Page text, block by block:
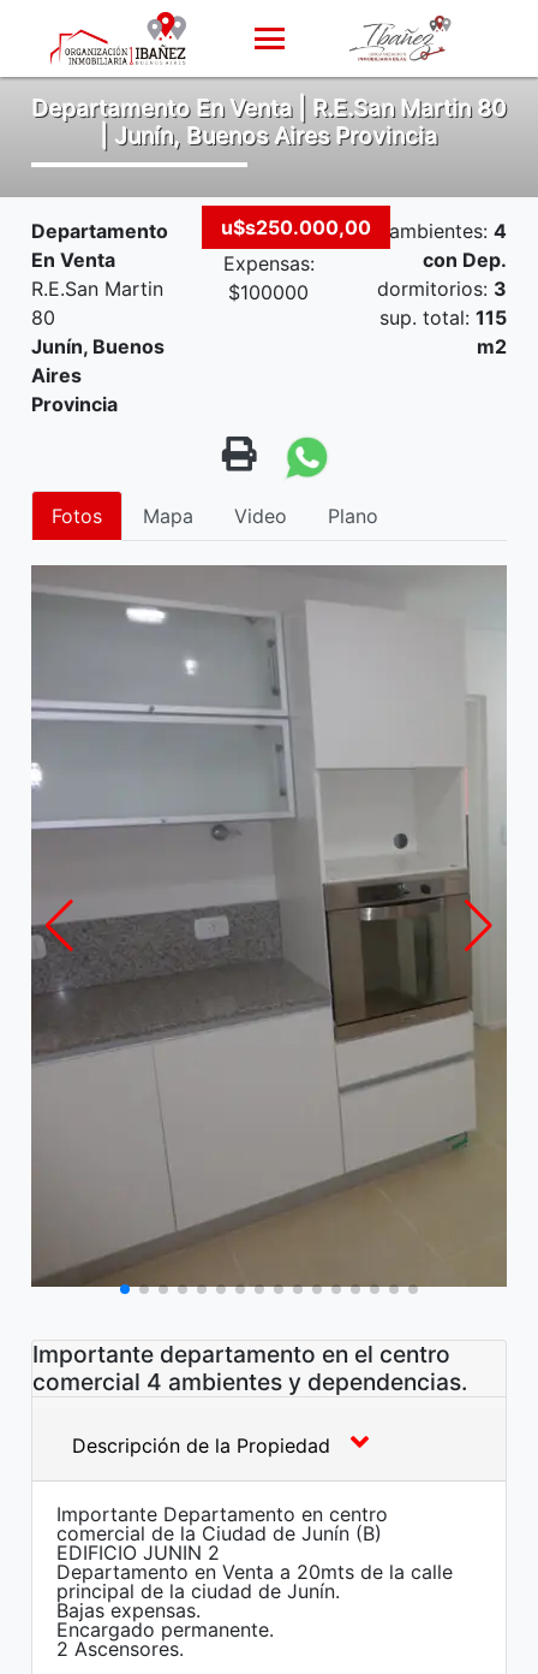
Departamento En Venta | R.E.San Martin 80
| Junín, Buenos Aires Provincia
Departamento
En Venta
R.E.San Martin
80
Junín, Buenos
Aires
Provincia
u$s250.000,00
Expensas:
$100000
ambientes: 4
con Dep.
dormitorios: 3
sup. total: 115
m2
Fotos Mapa Video Plano
Importante departamento en el centro
comercial 4 ambientes y dependencias.
Descripción de la Propiedad
Importante Departamento en centro
comercial de la Ciudad de Junín (B)
EDIFICIO JUNIN 2
Departamento en Venta a 20mts de la calle
principal de la ciudad de Junín.
Bajas expensas.
Encargado permanente.
2 Ascensores.